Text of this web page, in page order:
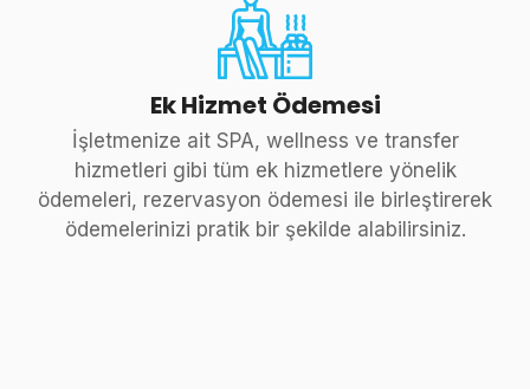
Ek Hizmet Ödemesi
İşletmenize ait SPA, wellness ve transfer
hizmetleri gibi tüm ek hizmetlere yönelik
ödemeleri, rezervasyon ödemesi ile birleştirerek
ödemelerinizi pratik bir şekilde alabilirsiniz.